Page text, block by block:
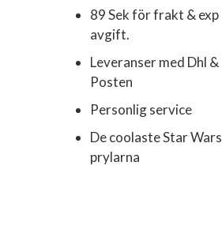
89 Sek för frakt & exp
avgift.
Leveranser med Dhl &
Posten
Personlig service
De coolaste Star Wars
prylarna